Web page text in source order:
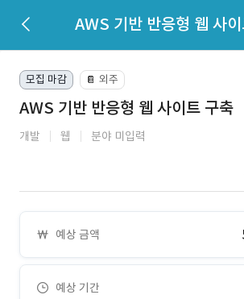
AWS 기반 반응형 웹 사
모집 마감 📔 외주
AWS 기반 반응형 웹 사이트 구축
개발 웹 분야 미입력
예상 금액
예상 기간